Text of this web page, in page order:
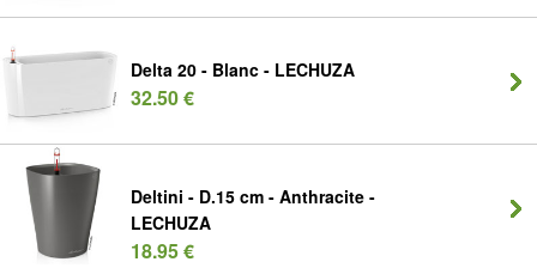
Delta 20 - Blanc - LECHUZA
32.50 €
Deltini - D.15 cm - Anthracite -
LECHUZA
18.95 €